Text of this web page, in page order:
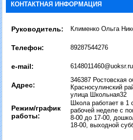
КОНТАКТНАЯ ИНФОРМАЦИЯ
Руководитель: Клименко Ольга
Телефон: 89287544276
e-mail: 6148011460@uoksr.ru
Адрес:
346387 Ростовская
Красносулинский
улица Школьная32
Режим/график
работы:
Школа работает в 1
рабочей неделе с
8-00 до 17-00,
18-00, выходной